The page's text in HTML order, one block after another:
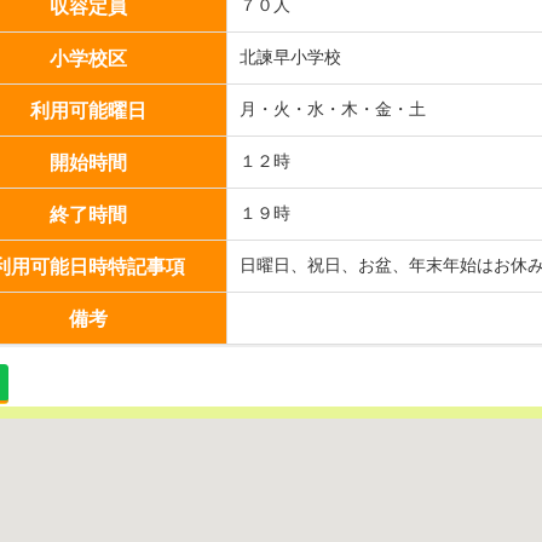
小学校区 北諫早小学校
利用可能曜日 月・火・水・木・金・土
開始時間 １２時
終了時間 １９時
用可能日時特記事項 日曜日、祝日、お盆、年末年始はお休
備考